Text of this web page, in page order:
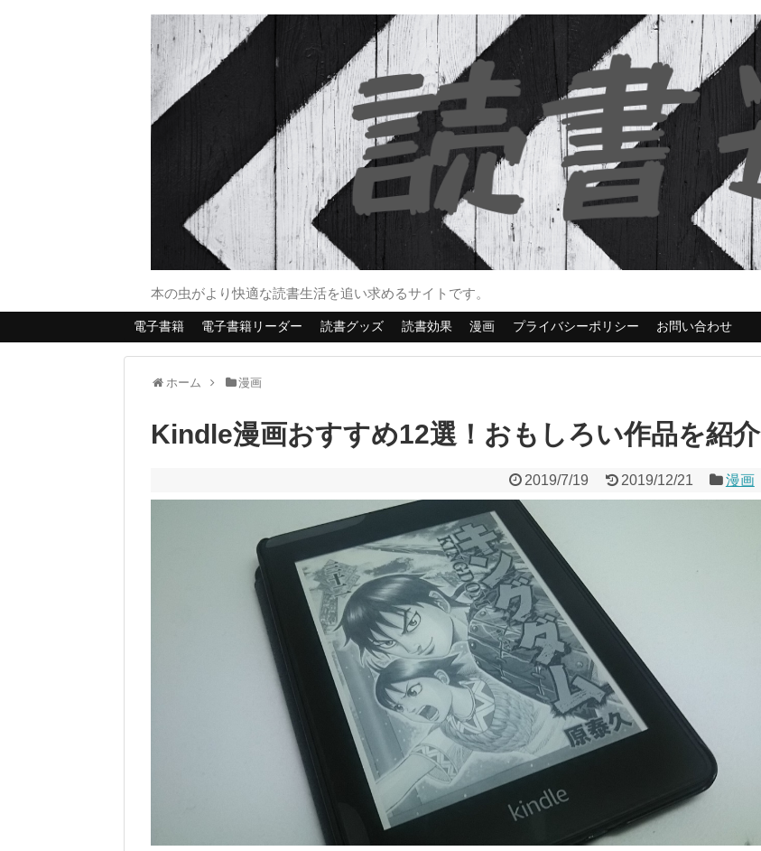
本の虫がより快適な読書生活を追い求めるサイトです。
電子書籍 電子書籍リーダー 読書グッズ 読書効果 漫画 プライバシーポリシー お問い合わせ
ホーム 漫画
Kindle漫画おすすめ12選！おもしろい作品を紹介
2019/7/19 2019/12/21 漫画